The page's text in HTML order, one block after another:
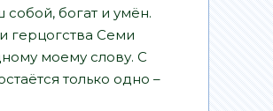
богат и умён.
герцогства Семи
моему слову. С
только одно –